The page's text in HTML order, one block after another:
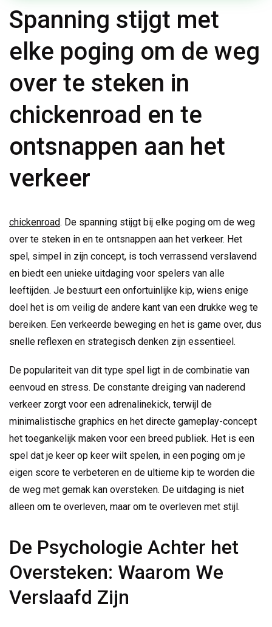
Spanning stijgt met
elke poging om de weg
over te steken in
chickenroad en te
ontsnappen aan het
verkeer
chickenroad. De spanning stijgt bij elke poging om de weg
over te steken in en te ontsnappen aan het verkeer. Het
spel, simpel in zijn concept, is toch verrassend verslavend
en biedt een unieke uitdaging voor spelers van alle
leeftijden. Je bestuurt een onfortuinlijke kip, wiens enige
doel het is om veilig de andere kant van een drukke weg te
bereiken. Een verkeerde beweging en het is game over, dus
snelle reflexen en strategisch denken zijn essentieel.
De populariteit van dit type spel ligt in de combinatie van
eenvoud en stress. De constante dreiging van naderend
verkeer zorgt voor een adrenalinekick, terwijl de
minimalistische graphics en het directe gameplay-concept
het toegankelijk maken voor een breed publiek. Het is een
spel dat je keer op keer wilt spelen, in een poging om je
eigen score te verbeteren en de ultieme kip te worden die
de weg met gemak kan oversteken. De uitdaging is niet
alleen om te overleven, maar om te overleven met stijl.
De Psychologie Achter het
Oversteken: Waarom We
Verslaafd Zijn